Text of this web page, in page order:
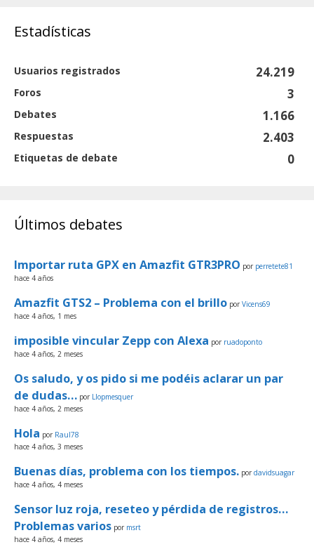
Estadísticas
Usuarios registrados 24.219
Foros 3
Debates 1.166
Respuestas 2.403
Etiquetas de debate 0
Últimos debates
Importar ruta GPX en Amazfit GTR3PRO por perretete81
hace 4 años
Amazfit GTS2 – Problema con el brillo porVicens69
hace 4 años, 1 mes
imposible vincular Zepp con Alexa por ruadoponto
hace 4 años, 2 meses
Os saludo, y os pido si me podéis aclarar un par
de dudas… por Llopmesquer
hace 4 años, 2 meses
Hola por Raul78
hace 4 años, 3 meses
Buenas días, problema con los tiempos. pordavidsuagar
hace 4 años, 4 meses
Sensor luz roja, reseteo y pérdida de registros…
Problemas varios por msrt
hace 4 años, 4 meses